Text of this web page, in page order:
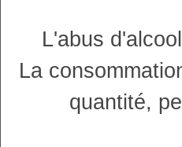
L'abus
La
quantité,